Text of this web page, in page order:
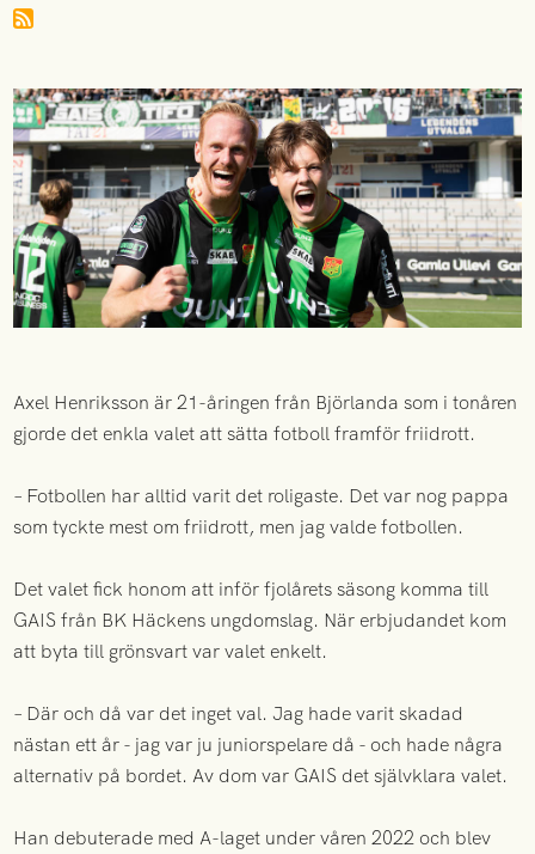
Axel Henriksson är 21-åringen från Björlanda som i tonåren
gjorde det enkla valet att sätta fotboll framför friidrott.
– Fotbollen har alltid varit det roligaste. Det var nog pappa
som tyckte mest om friidrott, men jag valde fotbollen.
Det valet fick honom att inför fjolårets säsong komma till
GAIS från BK Häckens ungdomslag. När erbjudandet kom
att byta till grönsvart var valet enkelt.
– Där och då var det inget val. Jag hade varit skadad
nästan ett år - jag var ju juniorspelare då - och hade några
alternativ på bordet. Av dom var GAIS det självklara valet.
Han debuterade med A-laget under våren 2022 och blev